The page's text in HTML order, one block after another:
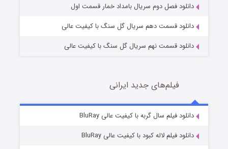
قسمت2 (زیرنویس) منتشر شد
دانلود فصل دوم سریال بامداد خمار قسمت اول
دانلود قسمت دهم سریال گل سنگ با کیفیت عالی
دانلود قسمت نهم سریال گل سنگ با کیفیت عالی
فیلم‌های جدید ایرانی
دانلود فیلم سال گربه با کیفیت عالی BluRay
دانلود فیلم لاله کبود با کیفیت عالی BluRay